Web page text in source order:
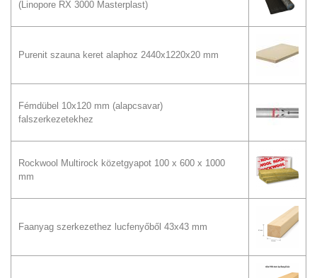
(Linopore RX 3000 Masterplast)
Purenit szauna keret alaphoz 2440x1220x20 mm
Fémdübel 10x120 mm (alapcsavar)
falszerkezetekhez
Rockwool Multirock közetgyapot 100 x 600 x 1000
mm
Faanyag szerkezethez lucfenyőből 43x43 mm